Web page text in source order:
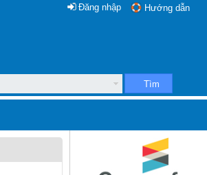
Hướng dẫn
Đăng nhập
Tìm